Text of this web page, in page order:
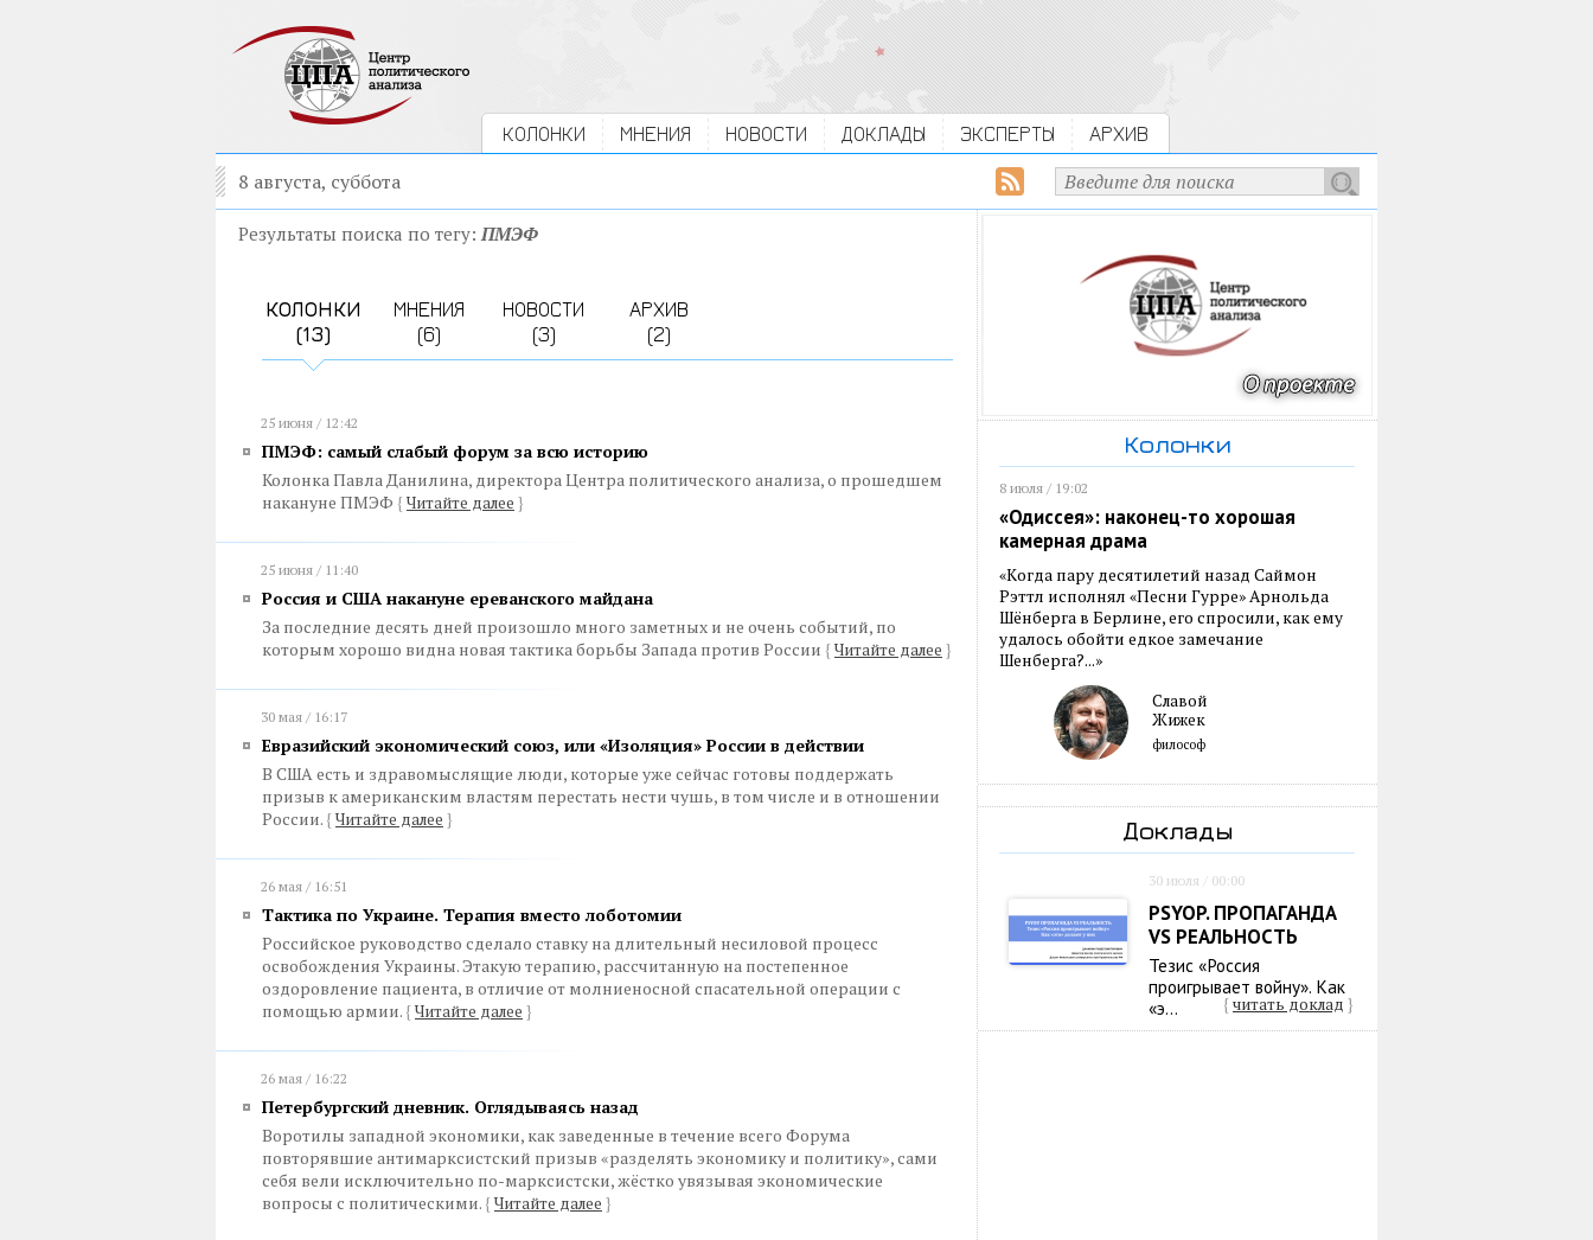
КОЛОНКИ МНЕНИЯ НОВОСТИ ДОКЛАДЫ ЭКСПЕРТЫ АРХИВ
8 августа, суббота
Результаты поиска по тегу:ПМЭФ
КОЛОНКИ
(13)
МНЕНИЯ
(6)
НОВОСТИ
(3)
АРХИВ
(2)
25 июня / 12:42
ПМЭФ: самый слабый форум за всю историю
Колонка Павла Данилина, директора Центра политического анализа, о прошедшем
накануне ПМЭФ { Читайте далее }
25 июня / 11:40
Россия и США накануне ереванского майдана
За последние десять дней произошло много заметных и не очень событий, по
которым хорошо видна новая тактика борьбы Запада против России { Читайте далее }
30 мая / 16:17
Евразийский экономический союз, или «Изоляция» России в действии
В США есть и здравомыслящие люди, которые уже сейчас готовы поддержать
призыв к американским властям перестать нести чушь, в том числе и в отношении
России. { Читайте далее }
26 мая / 16:51
Тактика по Украине. Терапия вместо лоботомии
Российское руководство сделало ставку на длительный несиловой процесс
освобождения Украины. Этакую терапию, рассчитанную на постепенное
оздоровление пациента, в отличие от молниеносной спасательной операции с
помощью армии. { Читайте далее }
26 мая / 16:22
Петербургский дневник. Оглядываясь назад
Воротилы западной экономики, как заведенные в течение всего Форума
повторявшие антимарксистский призыв «разделять экономику и политику», сами
себя вели исключительно по-марксистски, жёстко увязывая экономические
вопросы с политическими. { Читайте далее }
Колонки
8 июля / 19:02
«Одиссея»: наконец-то хорошая
камерная драма
«Когда пару десятилетий назад Саймон
Рэттл исполнял «Песни Гурре» Арнольда
Шёнберга в Берлине, его спросили, как ему
удалось обойти едкое замечание
Шенберга?...»
Славой
Жижек
философ
Доклады
30 июля / 00:00
PSYOP. ПРОПАГАНДА
VS РЕАЛЬНОСТЬ
Тезис «Россия
проигрывает войну». Как
«э...
{ читать доклад }